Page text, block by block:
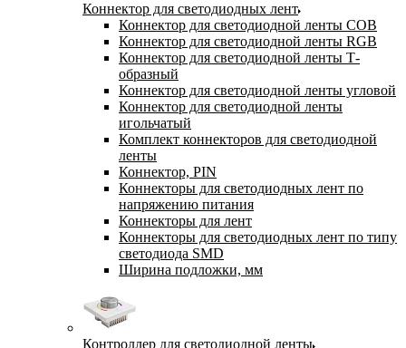
Коннектор для светодиодных лент
Коннектор для светодиодной ленты COB
Коннектор для светодиодной ленты RGB
Коннектор для светодиодной ленты Т-
образный
Коннектор для светодиодной ленты угловой
Коннектор для светодиодной ленты
игольчатый
Комплект коннекторов для светодиодной
ленты
Коннектор, PIN
Коннекторы для светодиодных лент по
напряжению питания
Коннекторы для лент
Коннекторы для светодиодных лент по типу
светодиода SMD
Ширина подложки, мм
Контроллер для светодиодной ленты